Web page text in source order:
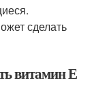
сделать
витамин Е